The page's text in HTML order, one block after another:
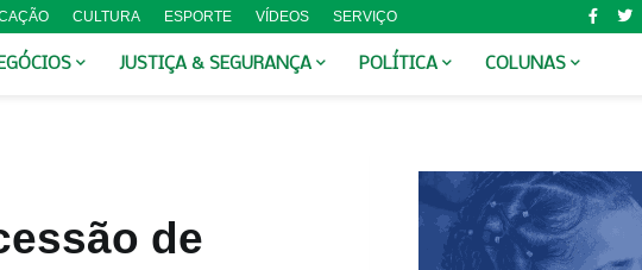
CULTURA ESPORTE VÍDEOS SERVIÇO
JUSTIÇA & SEGURANÇA POLÍTICA COLUNAS
de